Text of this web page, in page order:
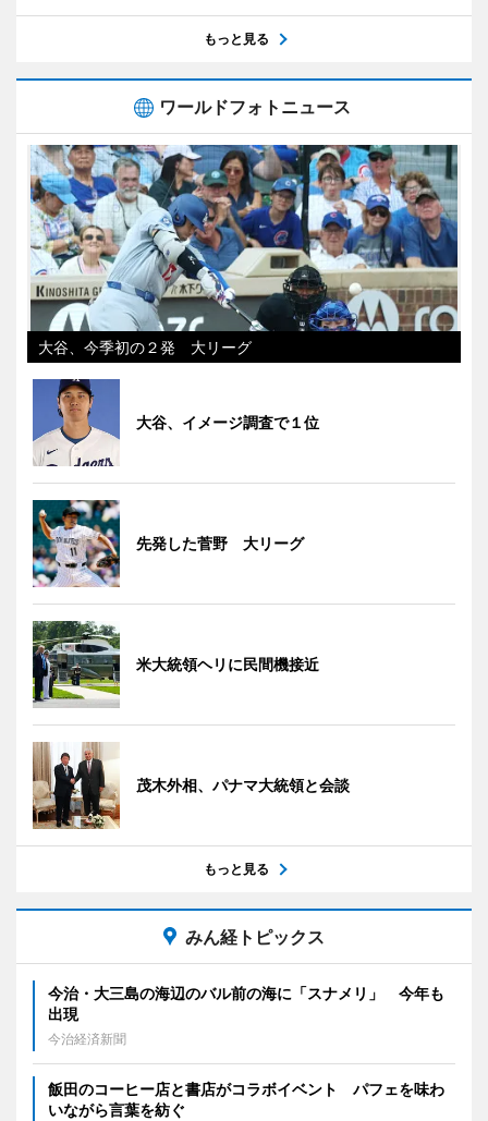
もっと見る
ワールドフォトニュース
大谷、今季初の２発 大リーグ
大谷、イメージ調査で１位
先発した菅野 大リーグ
米大統領ヘリに民間機接近
茂木外相、パナマ大統領と会談
もっと見る
みん経トピックス
今治・大三島の海辺のバル前の海に「スナメリ」 今年も
出現
今治経済新聞
飯田のコーヒー店と書店がコラボイベント パフェを味わ
いながら言葉を紡ぐ